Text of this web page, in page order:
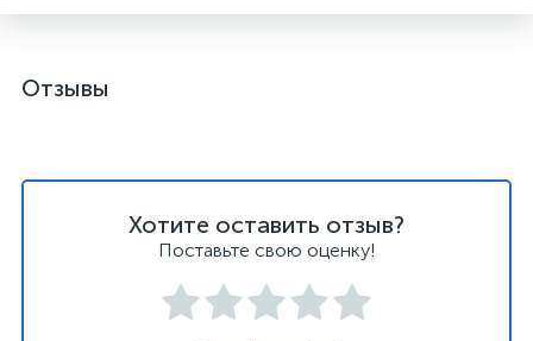
Отзывы
Хотите оставить отзыв?
Поставьте свою оценку!